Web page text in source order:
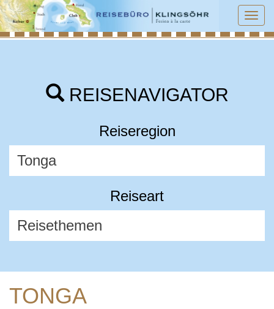
REISENAVIGATOR
Reiseregion
Reiseart
TONGA